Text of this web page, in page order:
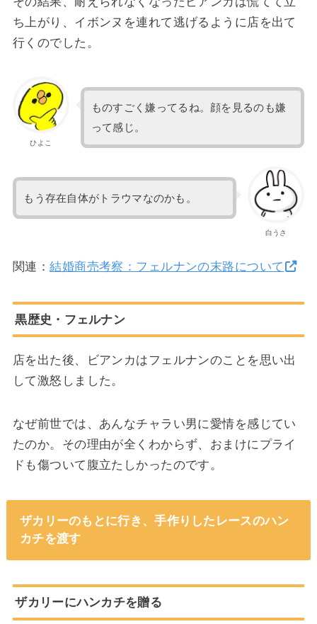
ち上がり、イボンヌを連れて逃げるように店を出て
行くのでした。
ひよこ
ものすごく嫌ってるね。顔を見るのも嫌
って感じ。
白うさ
もう存在自体がトラウマなのかも。
関連：結婚商売考察：フェルナンの末路について
黒歴史・フェルナン
店を出た後、ビアンカはフェルナンのことを思い出
して激怒しました。
なぜ前世では、あんなチャラい男に愛情を感じてい
たのか。その理由が全くわからず、おまけにプライ
ドも傷ついて腹立たしかったのです。
ザカリーのもとに行き、手作りしたレースのハン
カチを渡す
ザカリーにハンカチを贈る